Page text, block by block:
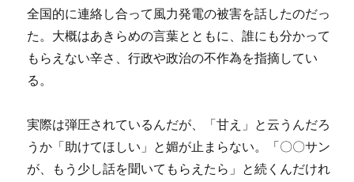
全国的に連絡し合って風力発電の被害を話したのだっ
た。大概はあきらめの言葉とともに、誰にも分かって
もらえない辛さ、行政や政治の不作為を指摘してい
る。
実際は弾圧されているんだが、「甘え」と云うんだろ
うか「助けてほしい」と媚が止まらない。「〇〇サン
が、もう少し話を聞いてもらえたら」と続くんだけれ